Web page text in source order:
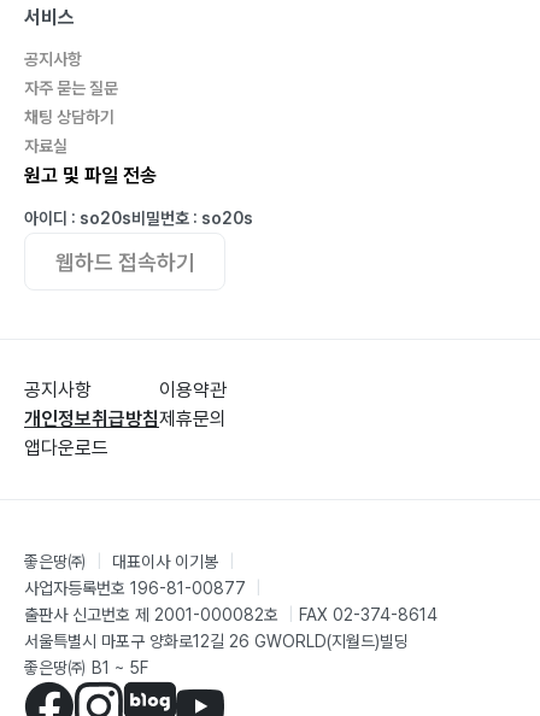
서비스
공지사항
자주 묻는 질문
채팅 상담하기
자료실
원고 및 파일 전송
아이디 : so20s비밀번호 : so20s
웹하드 접속하기
공지사항
개인정보취급방침
앱다운로드
이용약관
제휴문의
좋은땅㈜ 대표이사 이기봉
사업자등록번호 196-81-00877
출판사 신고번호 제 2001-000082호
FAX 02-374-8614
서울특별시 마포구 양화로12길 26 GWORLD(지월드)빌딩
좋은땅㈜ B1 ~ 5F